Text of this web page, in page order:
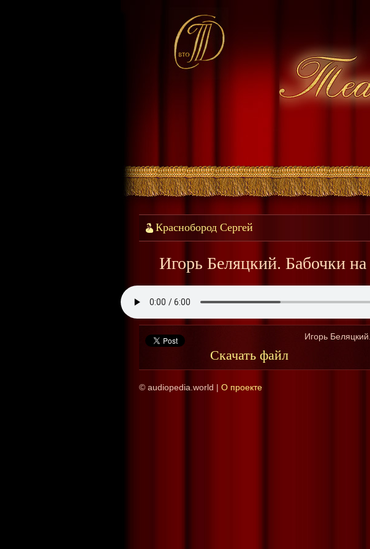
Краснобород Сергей
Игорь Беляцкий. Бабочки
Скачать файл
Игорь
© audiopedia.world | О проекте